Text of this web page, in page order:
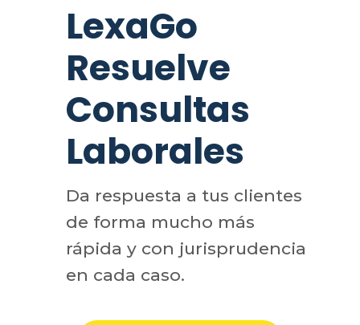
LexaGo
Resuelve
Consultas
Laborales
Da respuesta a tus clientes
de forma mucho más
rápida y con jurisprudencia
en cada caso.